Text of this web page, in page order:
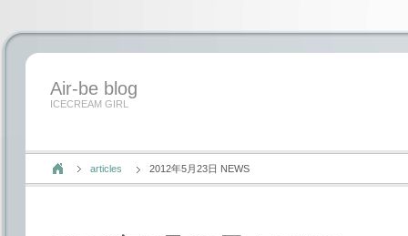
Air-be blog
ICECREAM GIRL
articles 2012年5月23日 NEWS